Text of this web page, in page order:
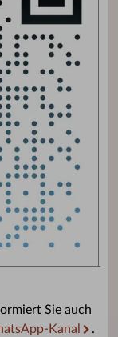
Sie auch
Kanal .